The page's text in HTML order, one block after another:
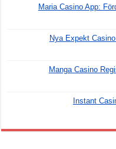
Maria Casino App:
Nya Expekt
Manga Casino
Instant